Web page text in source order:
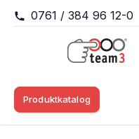
Zum Hauptinhalt springen
0761 / 384 96 12-0
Produktkatalog